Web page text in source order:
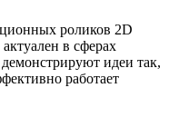
роликов 2D
в сферах
идеи так,
работает